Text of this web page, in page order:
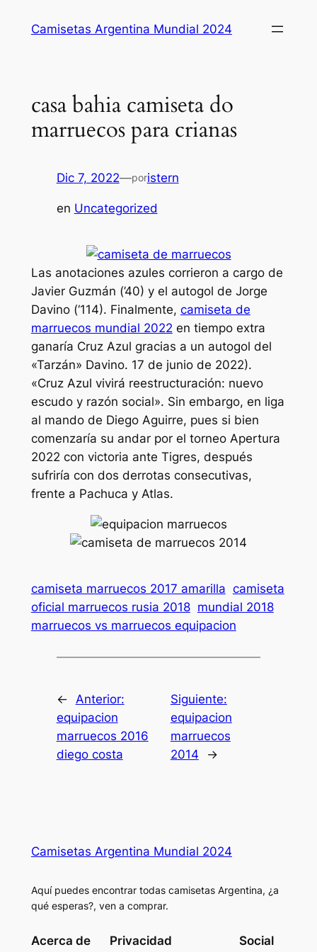
Camisetas Argentina Mundial 2024
casa bahia camiseta do
marruecos para crianas
Dic 7, 2022—poristern
en Uncategorized
Las anotaciones azules corrieron a cargo de
Javier Guzmán (’40) y el autogol de Jorge
Davino (‘114). Finalmente, camiseta de
marruecos mundial 2022 en tiempo extra
ganaría Cruz Azul gracias a un autogol del
«Tarzán» Davino. 17 de junio de 2022).
«Cruz Azul vivirá reestructuración: nuevo
escudo y razón social». Sin embargo, en liga
al mando de Diego Aguirre, pues si bien
comenzaría su andar por el torneo Apertura
2022 con victoria ante Tigres, después
sufriría con dos derrotas consecutivas,
frente a Pachuca y Atlas.
camiseta marruecos 2017 amarilla camiseta
oficial marruecos rusia 2018 mundial 2018
marruecos vs marruecos equipacion
←
Anterior:
equipacion
marruecos 2016
diego costa
Siguiente:
equipacion
marruecos
2014
→
Camisetas Argentina Mundial 2024
Aquí puedes encontrar todas camisetas Argentina, ¿a
qué esperas?, ven a comprar.
Acerca de Privacidad Social